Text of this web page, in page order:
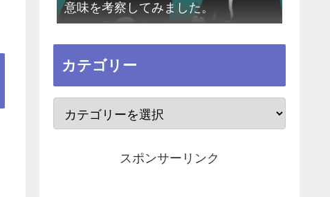
意味を考察してみました。
カテゴリー
スポンサーリンク